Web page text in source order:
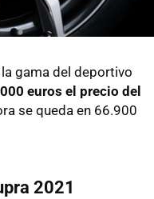
gama del deportivo
euros el precio del
se queda en 66.900
2021